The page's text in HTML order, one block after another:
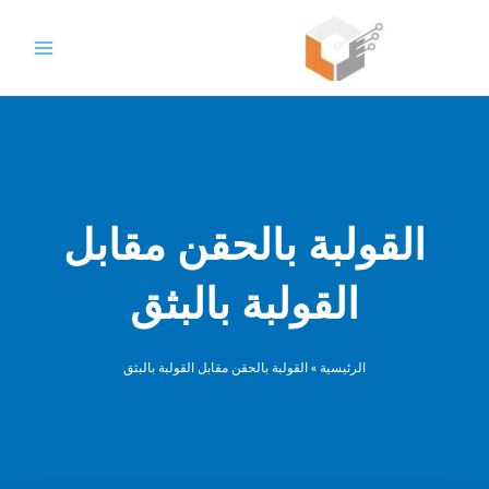
القولبة بالحقن مقابل
القولبة بالبثق
الرئيسية » القولبة بالحقن مقابل القولبة بالبثق